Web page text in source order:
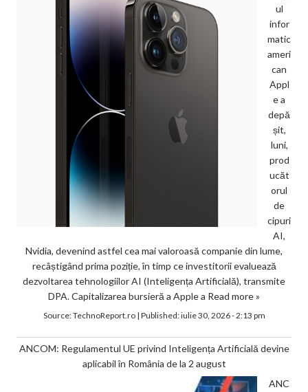
ul
infor
matic
ameri
can
Appl
e a
depă
șit,
luni,
prod
ucăt
orul
de
cipuri
AI,
Nvidia, devenind astfel cea mai valoroasă companie din lume,
recâștigând prima poziție, în timp ce investitorii evaluează
dezvoltarea tehnologiilor AI (Inteligența Artificială), transmite
DPA. Capitalizarea bursieră a Apple a Read more »
Source:TechnoReport.ro| Published:iulie 30, 2026 - 2:13 pm
ANCOM: Regulamentul UE privind Inteligența Artificială devine
aplicabil în România de la 2 august
ANC